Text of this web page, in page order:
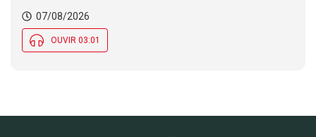
07/08/2026
OUVIR 03:01